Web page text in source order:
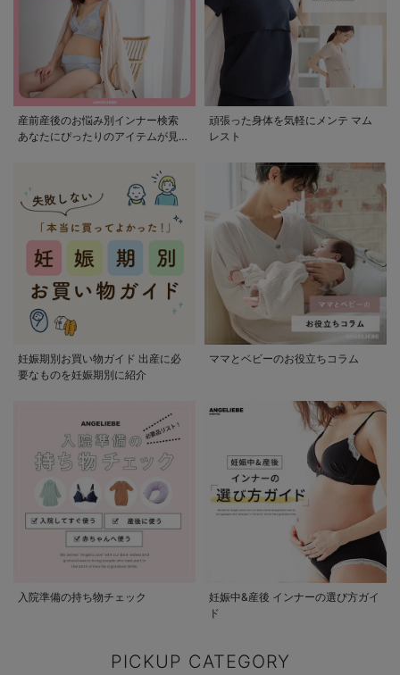
産前産後のお悩み別インナー検索
あなたにぴったりのアイテムが見つ
頑張った身体を気軽にメンテ マム
レスト
妊娠期別お買い物ガイド 出産に必
要なものを妊娠期別に紹介
ママとベビーのお役立ちコラム
入院準備の持ち物チェック
妊娠中&産後 インナーの選び方ガイ
ド
PICKUP CATEGORY